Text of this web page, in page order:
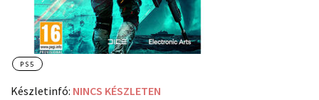
PS5
Készletinfó: NINCS KÉSZLETEN